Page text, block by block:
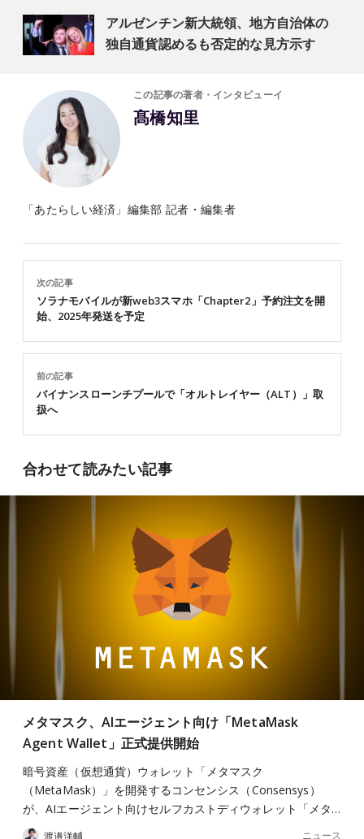
アルゼンチン新大統領、地方自治体の
独自通貨認めるも否定的な見方示す
この記事の著者・インタビューイ
髙橋知里
「あたらしい経済」編集部 記者・編集者
前の記事
バイナンスローンチプールで「オルトレイヤー（ALT）」取
扱へ
次の記事
ソラナモバイルが新web3スマホ「Chapter2」予約注文を開
始、2025年発送を予定
合わせて読みたい記事
メタマスク、AIエージェント向け「MetaMask
Agent Wallet」正式提供開始
暗号資産（仮想通貨）ウォレット「メタマスク
（MetaMask）」を開発するコンセンシス（Consensys）
が、AIエージェント向けセルフカストディウォレット「メタ…
渡邉洋輔 ニュース